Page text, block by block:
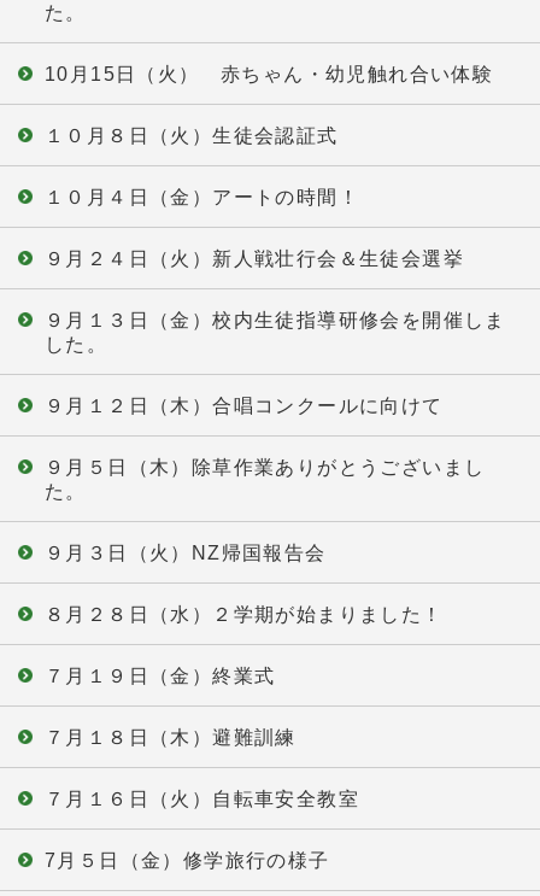
た。
10月15日（火） 赤ちゃん・幼児触れ合い体験
１０月８日（火）生徒会認証式
１０月４日（金）アートの時間！
９月２４日（火）新人戦壮行会＆生徒会選挙
９月１３日（金）校内生徒指導研修会を開催しま
した。
９月１２日（木）合唱コンクールに向けて
９月５日（木）除草作業ありがとうございまし
た。
９月３日（火）NZ帰国報告会
８月２８日（水）２学期が始まりました！
７月１９日（金）終業式
７月１８日（木）避難訓練
７月１６日（火）自転車安全教室
7月５日（金）修学旅行の様子